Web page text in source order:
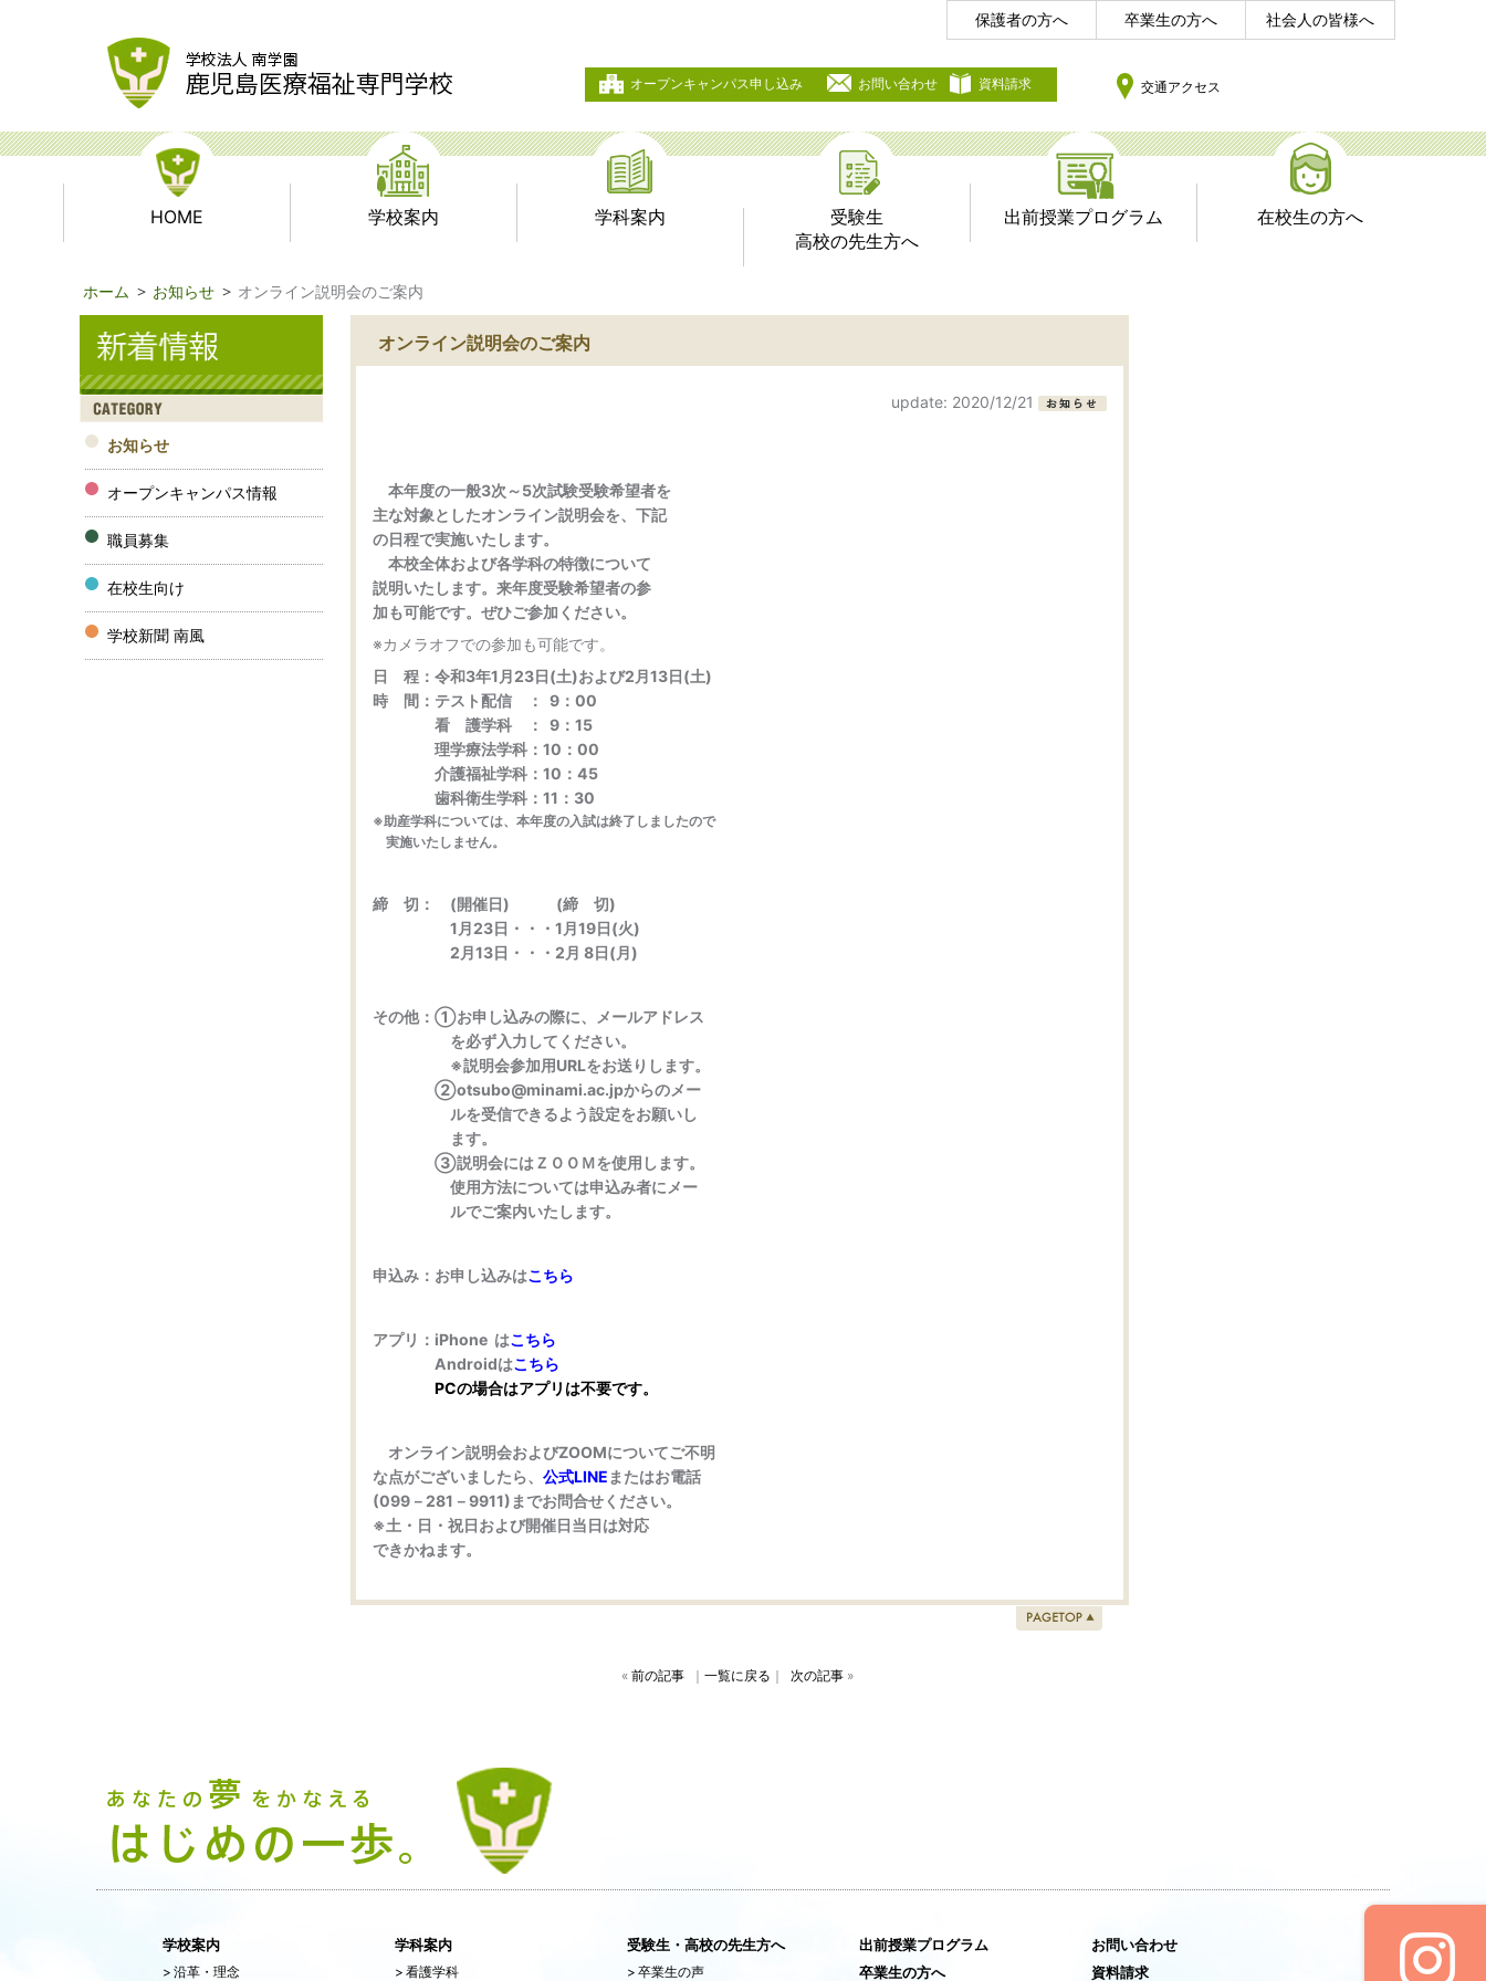
保護者の方へ 卒業生の方へ 社会人の皆様へ
交通アクセス
オープンキャンパス申し込み お問い合わせ 資料請求
HOME 学校案内 学科案内
受験生
高校の先生方へ
出前授業プログラム 在校生の方へ
ホーム お知らせ オンライン説明会のご案内
お知らせ
オープンキャンパス情報
職員募集
在校生向け
学校新聞 南風
オンライン説明会のご案内
update: 2020/12/21
本年度の一般3次～5次試験受験希望者を
主な対象としたオンライン説明会を、下記
の日程で実施いたします。
本校全体および各学科の特徴について
説明いたします。来年度受験希望者の参
加も可能です。ぜひご参加ください。
※カメラオフでの参加も可能です。
日 程：令和3年1月23日(土)および2月13日(土)
時 間：テスト配信 ： 9：00
看 護学科 ： 9：15
理学療法学科：10：00
介護福祉学科：10：45
歯科衛生学科：11：30
※助産学科については、本年度の入試は終了しましたので
実施いたしません。
締 切： (開催日) (締 切)
1月23日・・・1月19日(火)
2月13日・・・2月 8日(月)
その他：①お申し込みの際に、メールアドレス
を必ず入力してください。
※説明会参加用URLをお送りします。
②otsubo@minami.ac.jpからのメー
ルを受信できるよう設定をお願いし
ます。
③説明会にはＺＯＯＭを使用します。
使用方法については申込み者にメー
ルでご案内いたします。
申込み：お申し込みはこちら
アプリ：iPhone はこちら
Androidはこちら
PCの場合はアプリは不要です。
オンライン説明会およびZOOMについてご不明
な点がございましたら、 公式LINE またはお電話
(099－281－9911)までお問合せください。
※土・日・祝日および開催日当日は対応
できかねます。
« 前の記事 ｜ 一覧に戻る ｜ 次の記事 »
学校案内
> 沿革・理念
学科案内
> 看護学科
受験生・高校の先生方へ
> 卒業生の声
出前授業プログラム
卒業生の方へ
お問い合わせ
資料請求